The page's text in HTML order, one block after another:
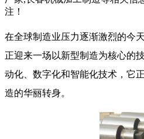
注！
在全球制造业压力逐渐激烈的今
正迎来一场以新型制造为核心的
动化、数字化和智能化技术，它
造的华丽转身。